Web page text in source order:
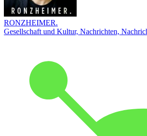
RONZHEIMER.
Gesellschaft und Kultur, Nachrichten,